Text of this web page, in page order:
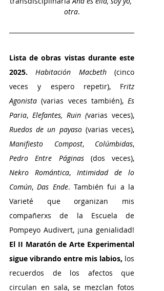
otra.
Lista de obras vistas durante este
2025.
Habitación Macbeth (cinco
veces y espero repetir), Fritz
Agonista (varias veces también), Es
Paria, Elefantes, Ruin (
Ruedos de un payaso (varias veces),
Manifiesto Compost, Colúmbidas
Pedro Entre Páginas
Nekro Romántica, Intimidad de lo
Común, Das Ende. También fui a la
Varieté que organizan mis
compañerxs de la Escuela de
Pompeyo Audivert, ¡una genialidad!
El II Maratón de Arte Experimental
sigue vibrando entre mis labios, los
recuerdos de los afectos que
circulan en sala, se mezclan fotos